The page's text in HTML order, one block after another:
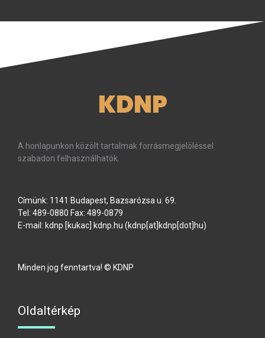
KDNP
A honlapunkon közölt tartalmak forrásmegjelöléssel
szabadon felhasználhatók.
Címünk: 1141 Budapest, Bazsarózsa u. 69.
Tel: 489-0880 Fax: 489-0879
E-mail: kdnp [kukac] kdnp hu (kdnp[at]kdnp[dot]hu)
Minden jog fenntartva! © KDNP
Oldaltérkép